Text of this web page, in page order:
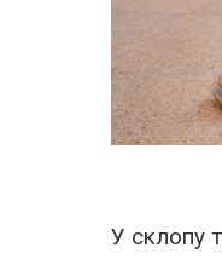
У склопу